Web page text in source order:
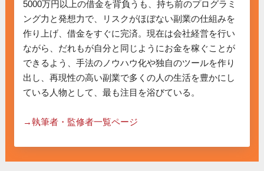
5000万円以上の借金を背負うも、持ち前のプログラミ
ング力と発想力で、リスクがほぼない副業の仕組みを
作り上げ、借金をすぐに完済。現在は会社経営を行い
ながら、だれもが自分と同じようにお金を稼ぐことが
できるよう、手法のノウハウ化や独自のツールを作り
出し、再現性の高い副業で多くの人の生活を豊かにし
ている人物として、最も注目を浴びている。
→執筆者・監修者一覧ページ